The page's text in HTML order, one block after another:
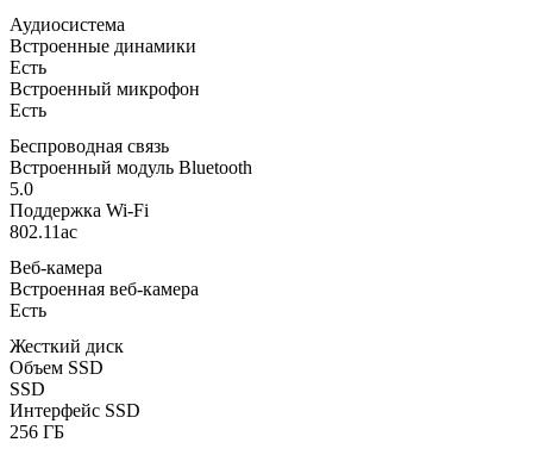
Аудиосистема
Встроенные динамики
Есть
Встроенный микрофон
Есть
Беспроводная связь
Встроенный модуль Bluetooth
5.0
Поддержка Wi-Fi
802.11ac
Веб-камера
Встроенная веб-камера
Есть
Жесткий диск
Объем SSD
SSD
Интерфейс SSD
256 ГБ